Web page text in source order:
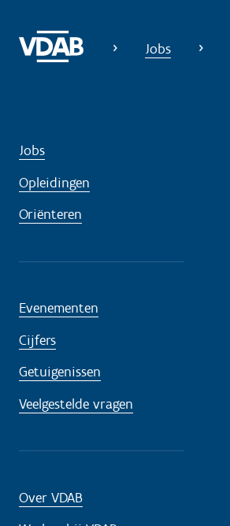
Jobs
Jobs
Opleidingen
Oriënteren
Evenementen
Cijfers
Getuigenissen
Veelgestelde vragen
Over VDAB